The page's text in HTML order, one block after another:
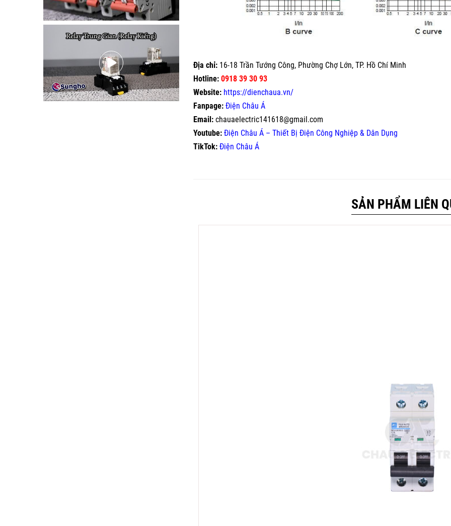
Địa chỉ: 16-18 Trần Tướng Công, Phường Chợ Lớn, TP. Hồ Chí Minh
Hotline: 0918 39 30 93
Website: https://dienchaua.vn/
Fanpage: Điện Châu Á
Email: chauaelectric141618@gmail.com
Youtube: Điện Châu Á – Thiết Bị Điện Công Nghiệp & Dân Dụng
TikTok: Điện Châu Á
SẢN PHẨM LIÊN